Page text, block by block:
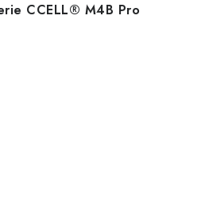
CCELL® M4B Pro